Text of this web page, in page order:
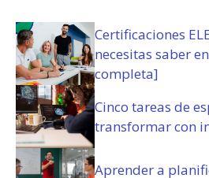
)
i
o
n
e
s
(
O
b
l
Certificaciones
necesitas saber
completa]
Cinco tareas de
transformar con
Aprender a